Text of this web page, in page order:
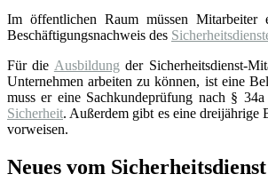
Im öffentlichen Raum müssen Mitarbeiter
Beschäftigungsnachweis des
Für die Ausbildung der Sicherheitsdienst-
Unternehmen arbeiten zu können, ist eine
muss er eine Sachkundeprüfung nach §
Sicherheit. Außerdem gibt es eine
vorweisen.
Neues vom